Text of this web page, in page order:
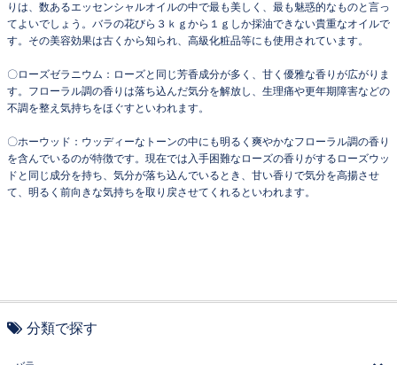
りは、数あるエッセンシャルオイルの中で最も美しく、最も魅惑的なものと言っ
てよいでしょう。バラの花びら３ｋｇから１ｇしか採油できない貴重なオイルで
す。その美容効果は古くから知られ、高級化粧品等にも使用されています。
〇ローズゼラニウム：ローズと同じ芳香成分が多く、甘く優雅な香りが広がりま
す。フローラル調の香りは落ち込んだ気分を解放し、生理痛や更年期障害などの
不調を整え気持ちをほぐすといわれます。
〇ホーウッド：ウッディーなトーンの中にも明るく爽やかなフローラル調の香り
を含んでいるのが特徴です。現在では入手困難なローズの香りがするローズウッ
ドと同じ成分を持ち、気分が落ち込んでいるとき、甘い香りで気分を高揚させ
て、明るく前向きな気持ちを取り戻させてくれるといわれます。
分類で探す